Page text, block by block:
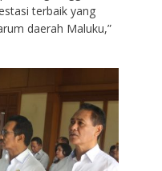
terbaik yang
daerah Maluku,”